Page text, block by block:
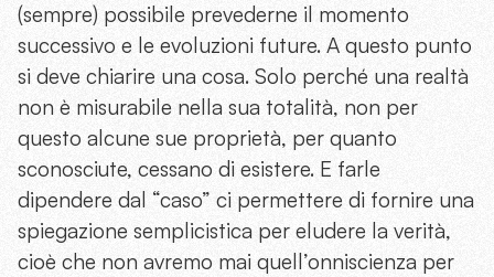
(sempre) possibile prevederne il momento
successivo e le evoluzioni future. A questo punto
si deve chiarire una cosa. Solo perché una realtà
non è misurabile nella sua totalità, non per
questo alcune sue proprietà, per quanto
sconosciute, cessano di esistere. E farle
dipendere dal “caso” ci permettere di fornire una
spiegazione semplicistica per eludere la verità,
cioè che non avremo mai quell’onniscienza per